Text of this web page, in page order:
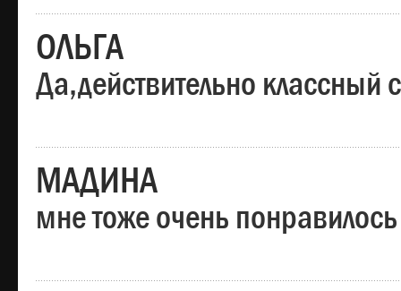
ОЛЬГА
Да,действительно классный
МАДИНА
мне тоже очень